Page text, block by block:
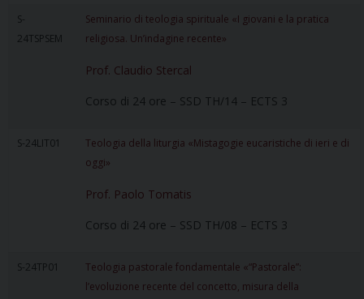
S-
24TSPSEM
Seminario di teologia spirituale «I giovani e la pratica
religiosa. Un’indagine recente»
Prof. Claudio Stercal
Corso di 24 ore – SSD TH/14 – ECTS 3
S-24LIT01
Teologia della liturgia «Mistagogie eucaristiche di ieri e di
oggi»
Prof. Paolo Tomatis
Corso di 24 ore – SSD TH/08 – ECTS 3
S-24TP01
Teologia pastorale fondamentale «“Pastorale”:
l’evoluzione recente del concetto, misura della